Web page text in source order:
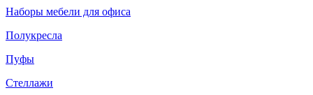
Наборы мебели для офиса
Полукресла
Пуфы
Стеллажи